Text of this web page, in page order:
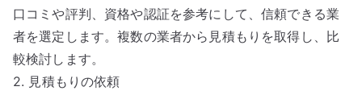
口コミや評判、資格や認証を参考にして、信頼できる業
者を選定します。複数の業者から見積もりを取得し、比
較検討します。
2. 見積もりの依頼